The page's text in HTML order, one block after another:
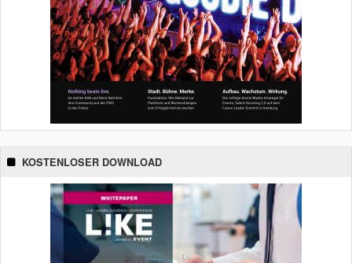
KOSTENLOSER DOWNLOAD